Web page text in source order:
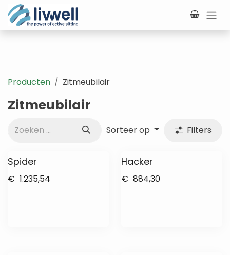
Overslaan naar inhoud
Producten Zitmeubilair
Zitmeubilair
Sorteer op Filters
Spider
€ 1.235,54
Hacker
€ 884,30